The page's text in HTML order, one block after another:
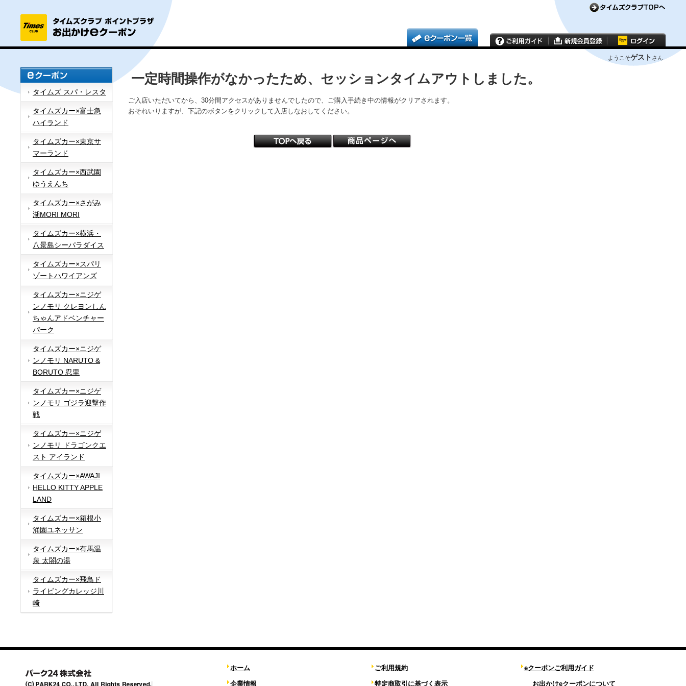
ようこそゲスト さん
タイムズ スパ・レスタ
タイムズカー×富士急
ハイランド
タイムズカー×東京サ
マーランド
タイムズカー×西武園
ゆうえんち
タイムズカー×さがみ
湖MORI MORI
タイムズカー×横浜・
八景島シーパラダイス
タイムズカー×スパリ
ゾートハワイアンズ
タイムズカー×ニジゲ
ンノモリ クレヨンしん
ちゃんアドベンチャー
パーク
タイムズカー×ニジゲ
ンノモリ NARUTO &
BORUTO 忍里
タイムズカー×ニジゲ
ンノモリ ゴジラ迎撃作
戦
タイムズカー×ニジゲ
ンノモリ ドラゴンクエ
スト アイランド
タイムズカー×AWAJI
HELLO KITTY APPLE
LAND
タイムズカー×箱根小
涌園ユネッサン
タイムズカー×有馬温
泉 太閤の湯
タイムズカー×飛鳥ド
ライビングカレッジ川
崎
一定時間操作がなかったため、セッションタイムアウトしました。
ご入店いただいてから、30分間アクセスがありませんでしたので、ご購入手続き中の情報がクリアされます。
おそれいりますが、下記のボタンをクリックして入店しなおしてください。
ホーム
企業情報
ご利用規約
特定商取引に基づく表示
eクーポンご利用ガイド
お出かけeクーポンについて